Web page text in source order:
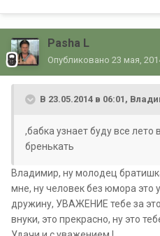
Pasha L
Опубликовано 23 мая,
В 23.05.2014 в 06:01,
,бабка узнает буду все лето
бренькать
Владимир, ну молодец
мне, ну человек без юмора это
дружину, УВАЖЕНИЕ тебе за
внуки, это прекрасно, ну это